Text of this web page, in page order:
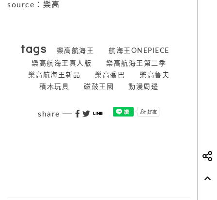
source：樂高
tags 樂高航海王
航海王ONEPIECE
樂高航海王真人版
樂高航海王第二季
樂高航海王新品
樂高喬巴
樂高魯夫
積木玩具
磁鼓王國 動漫周邊
share